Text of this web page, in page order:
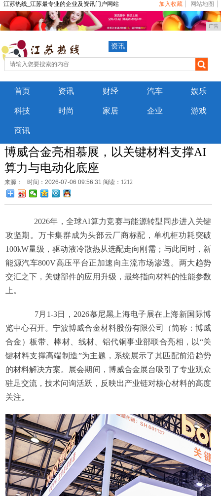
江苏热线_江苏最专业的企业及资讯门户网站 加入收藏 网站地图
广告
资讯
首页 资讯 财经 汽车 娱乐
科技 时尚 家居 企业 游戏
商讯
博威合金亮相慕展，以关键材料支撑AI
算力与电动化底座
来源： 时间：2026-07-06 09:56:31 阅读：1212
2026年，全球AI算力竞赛与能源转型同步进入关键
攻坚期。万卡集群成为头部云厂商标配，单机柜功耗突破
100kW量级，驱动液冷散热从选配走向刚需；与此同时，新
能源汽车800V高压平台正加速向主流市场渗透。两大趋势
交汇之下，关键部件的应用升级，最终指向材料的性能参数
上。
7月1-3日，2026慕尼黑上海电子展在上海新国际博
览中心召开。宁波博威合金材料股份有限公司（简称：博威
合金）板带、棒材、线材、铝代铜事业部联合亮相，以“关
键材料支撑高端制造”为主题，系统展示了其匹配前沿趋势
的材料解决方案。展会期间，博威合金展台吸引了专业观众
驻足交流，技术问询活跃，反映出产业链对核心材料的高度
关注。